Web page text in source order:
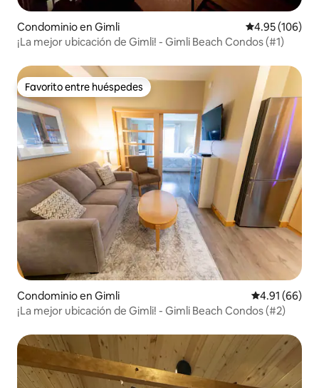
Condominio en Gimli Calificación
4.95 (106)
¡La mejor ubicación de Gimli! - Gimli Beach Condos (#1)
Favorito entre huéspedes
Favorito entre huéspedes
Condominio en Gimli Calificación
4.91 (66)
¡La mejor ubicación de Gimli! - Gimli Beach Condos (#2)